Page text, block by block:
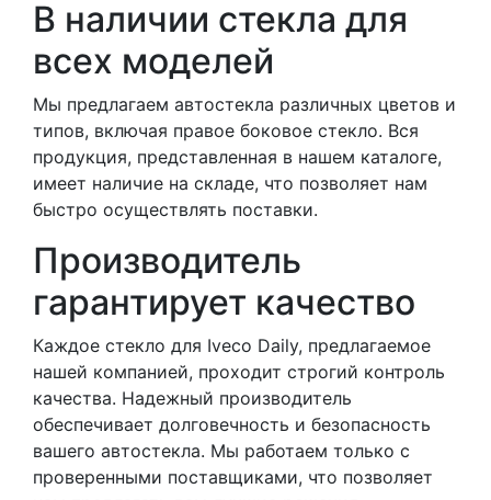
В наличии стекла для
всех моделей
Мы предлагаем автостекла различных цветов и
типов, включая правое боковое стекло. Вся
продукция, представленная в нашем каталоге,
имеет наличие на складе, что позволяет нам
быстро осуществлять поставки.
Производитель
гарантирует качество
Каждое стекло для Iveco Daily, предлагаемое
нашей компанией, проходит строгий контроль
качества. Надежный производитель
обеспечивает долговечность и безопасность
вашего автостекла. Мы работаем только с
проверенными поставщиками, что позволяет